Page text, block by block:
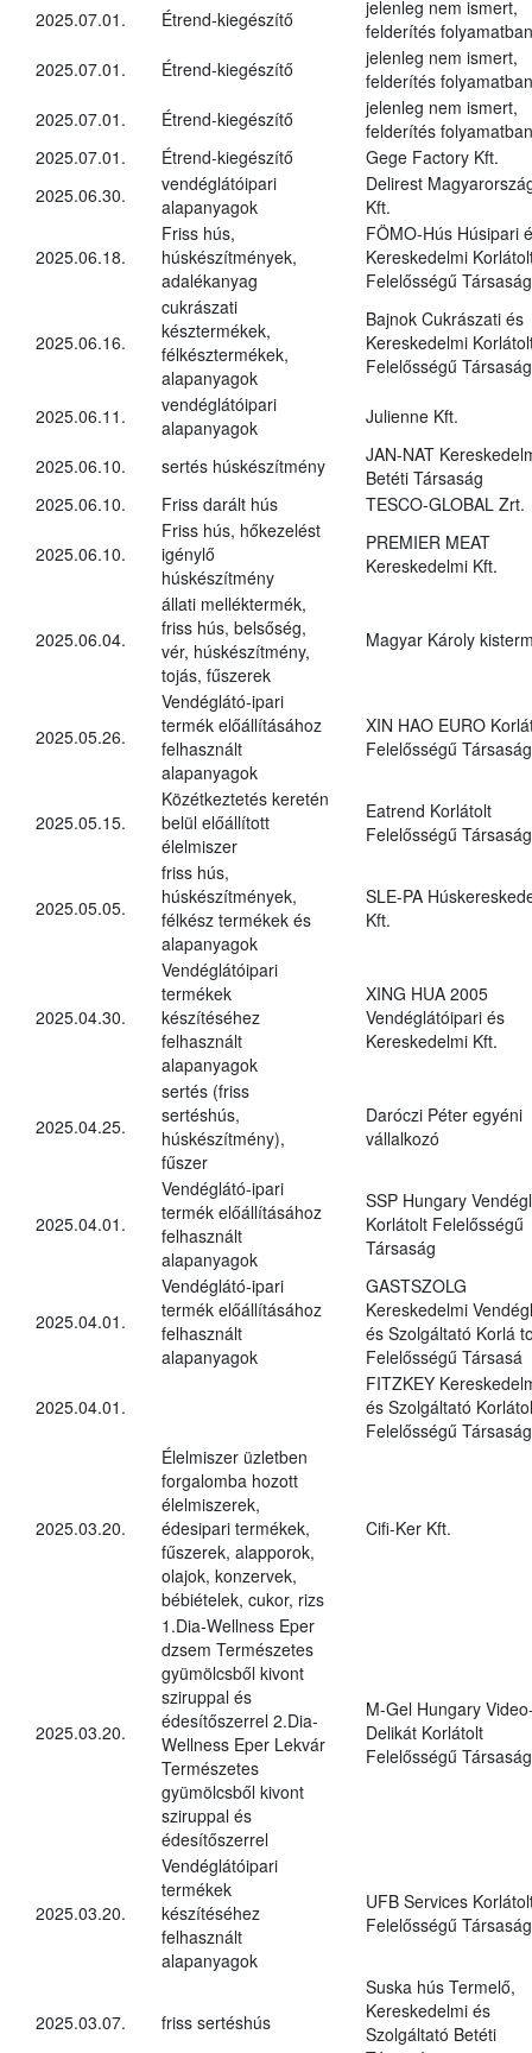
2025.07.01. Étrend-kiegészítő
jelenleg nem ismert,
felderítés folyamatban
2025.07.01.
Étrend-kiegészítő
jelenleg nem ismert,
felderítés folyamatban
2025.07.01.
Étrend-kiegészítő
jelenleg nem ismert,
felderítés folyamatban
2025.07.01.
Étrend-kiegészítő
Gege Factory Kft.
2025.06.30.
vendéglátóipari
alapanyagok
Delirest
Kft.
2025.06.18.
Friss hús,
húskészítmények,
adalékanyag
FÖMO-Hús Húsipari
Kereskedelmi
Felelősségű Társaság
2025.06.16.
cukrászati
késztermékek,
félkésztermékek,
alapanyagok
Bajnok Cukrászati és
Kereskedelmi
Felelősségű Társaság
2025.06.11.
vendéglátóipari
alapanyagok
Julienne Kft.
2025.06.10. sertés húskészítmény
JAN-NAT
Betéti Társaság
2025.06.10.
Friss darált hús TESCO-GLOBAL Zrt.
2025.06.10.
Friss hús, hőkezelést
igénylő
húskészítmény
PREMIER MEAT
Kereskedelmi Kft.
2025.06.04.
állati melléktermék,
friss hús, belsőség,
vér, húskészítmény,
tojás, fűszerek
Magyar Károly
2025.05.26.
Vendéglátó-ipari
termék előállításához
felhasznált
alapanyagok
XIN HAO EURO
Felelősségű Társaság
2025.05.15.
Közétkeztetés keretén
belül előállított
élelmiszer
Eatrend Korlátolt
Felelősségű Társaság
2025.05.05.
friss hús,
húskészítmények,
félkész termékek és
alapanyagok
SLE-PA
Kft.
2025.04.30.
Vendéglátóipari
termékek
készítéséhez
felhasznált
alapanyagok
XING HUA 2005
Vendéglátóipari és
Kereskedelmi Kft.
2025.04.25.
sertés (friss
sertéshús,
húskészítmény),
fűszer
Daróczi Péter egyéni
vállalkozó
2025.04.01.
Vendéglátó-ipari
termék előállításához
felhasznált
alapanyagok
SSP Hungary
Korlátolt Felelősségű
Társaság
2025.04.01.
Vendéglátó-ipari
termék előállításához
felhasznált
alapanyagok
GASTSZOLG
Kereskedelmi
és Szolgáltató Korlá
Felelősségű Társasá
2025.04.01.
FITZKEY
és Szolgáltató
Felelősségű Társaság
2025.03.20.
Élelmiszer üzletben
forgalomba hozott
élelmiszerek,
édesipari termékek,
fűszerek, alapporok,
olajok, konzervek,
bébiételek, cukor, rizs
Cifi-Ker Kft.
2025.03.20.
1.Dia-Wellness Eper
dzsem Természetes
gyümölcsből kivont
sziruppal és
édesítőszerrel 2.Dia-
Wellness Eper Lekvár
Természetes
gyümölcsből kivont
sziruppal és
édesítőszerrel
M-Gel Hungary
Delikát Korlátolt
Felelősségű Társaság
2025.03.20.
Vendéglátóipari
termékek
készítéséhez
felhasznált
alapanyagok
UFB Services
Felelősségű Társaság
2025.03.07. friss sertéshús
Suska hús Termelő,
Kereskedelmi és
Szolgáltató Betéti